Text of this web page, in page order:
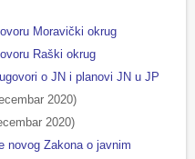
Moravički okrug
Raški okrug
o JN i planovi JN u JP
2020)
2020)
novog Zakona o javnim